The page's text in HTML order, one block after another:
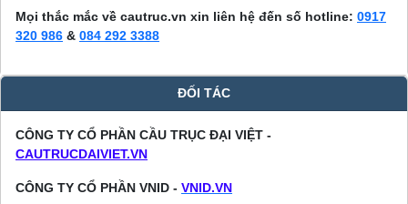
Mọi thắc mắc về cautruc.vn xin liên hệ đến số hotline: 0917
320 986 & 084 292 3388
ĐỐI TÁC
CÔNG TY CỔ PHẦN CẦU TRỤC ĐẠI VIỆT -
CAUTRUCDAIVIET.VN
CÔNG TY CỔ PHẦN VNID - VNID.VN